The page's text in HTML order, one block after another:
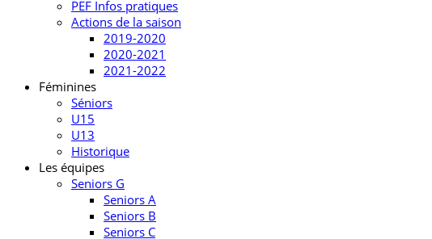
PEF Infos pratiques
Actions de la saison
2019-2020
2020-2021
2021-2022
Féminines
Séniors
U15
U13
Historique
Les équipes
Seniors G
Seniors A
Seniors B
Seniors C